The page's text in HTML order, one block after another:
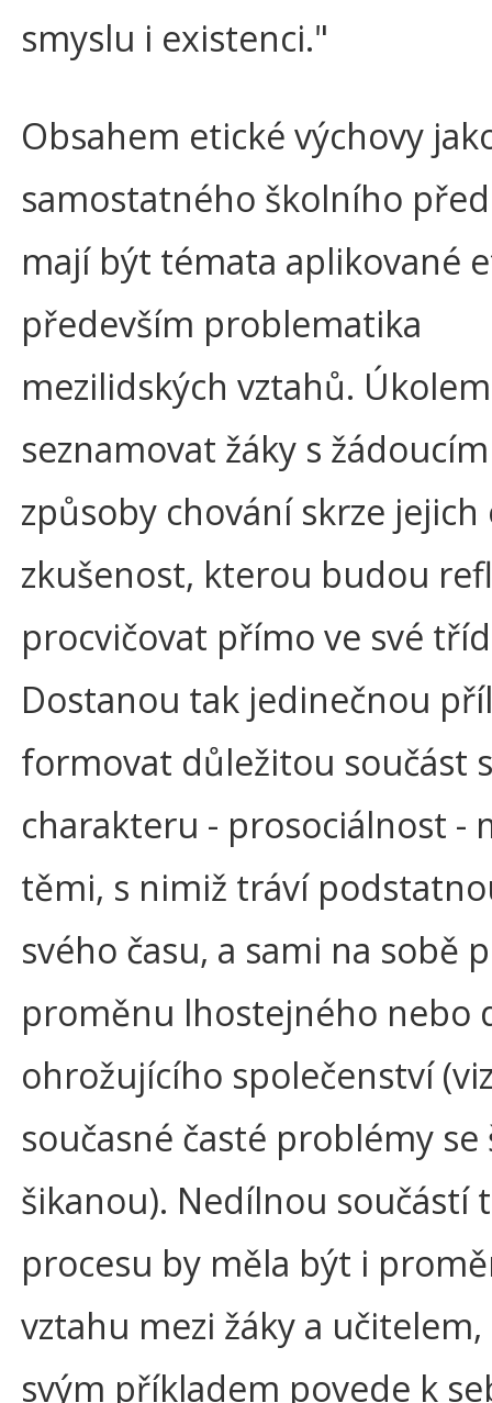
smyslu i existenci."
Obsahem etické výchovy
samostatného školního
mají být témata aplikované
především problematika
mezilidských vztahů.
seznamovat žáky s
způsoby chování skrze
zkušenost, kterou budou
procvičovat přímo ve své
Dostanou tak jedinečnou
formovat důležitou součást
charakteru - prosociálnost -
těmi, s nimiž tráví
svého času, a sami na sobě
proměnu lhostejného nebo
ohrožujícího společenství
současné časté problémy se
šikanou). Nedílnou součástí
procesu by měla být i
vztahu mezi žáky a
svým příkladem povede k